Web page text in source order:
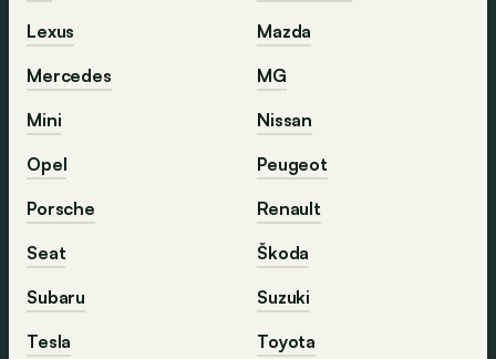
Lexus
Mazda
Mercedes
MG
Mini
Nissan
Opel
Peugeot
Porsche
Renault
Seat
Škoda
Subaru
Suzuki
Tesla
Toyota